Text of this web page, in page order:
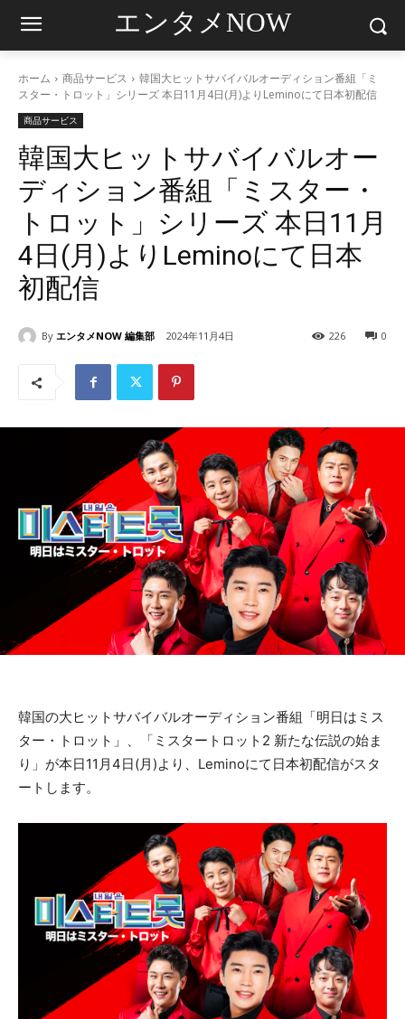
エンタメNOW
ホーム 商品サービス
韓国大ヒットサバイバルオーディション番組「ミ
スター・トロット」シリーズ 本日11月4日(月)よりLeminoにて日本初配信
商品サービス
韓国大ヒットサバイバルオー
ディション番組「ミスター・
トロット」シリーズ 本日11月
4日(月)よりLeminoにて日本
初配信
By エンタメNOW 編集部 2024年11月4日 0
226
韓国の大ヒットサバイバルオーディション番組「明日はミス
ター・トロット」、「ミスタートロット2 新たな伝説の始ま
り」が本日11月4日(月)より、Leminoにて日本初配信がスタ
ートします。